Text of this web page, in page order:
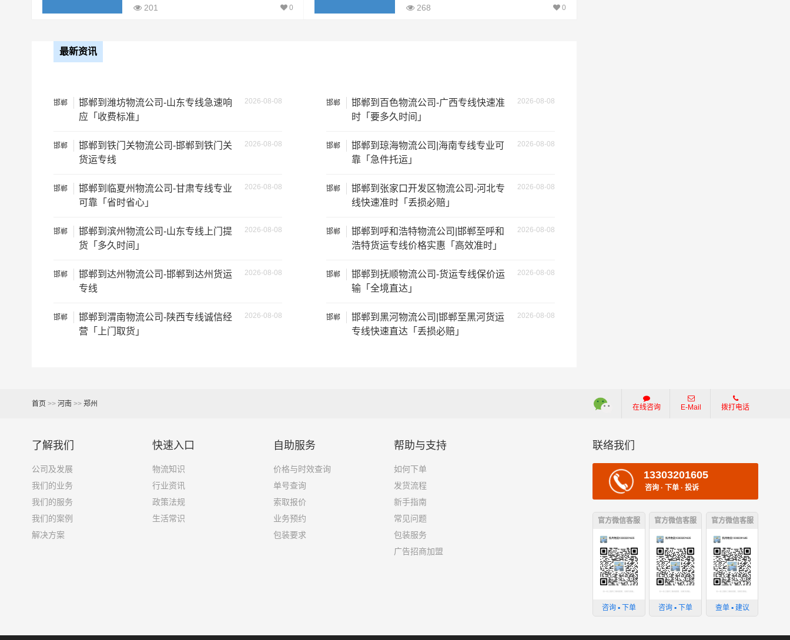
车型 装载体积 装载重量 尺寸（米）
4.2米货车
201 0 268 0
最新资讯
邯郸 2026-08-08
邯郸到潍坊物流公司-山东专线急速响
应「收费标准」
邯郸 2026-08-08
邯郸到铁门关物流公司-邯郸到铁门关
货运专线
邯郸 2026-08-08
邯郸到临夏州物流公司-甘肃专线专业
可靠「省时省心」
邯郸 2026-08-08
邯郸到滨州物流公司-山东专线上门提
货「多久时间」
邯郸 2026-08-08
邯郸到达州物流公司-邯郸到达州货运
专线
邯郸 2026-08-08
邯郸到渭南物流公司-陕西专线诚信经
营「上门取货」
邯郸 2026-08-08
邯郸到百色物流公司-广西专线快速准
时「要多久时间」
邯郸 2026-08-08
邯郸到琼海物流公司|海南专线专业可
靠「急件托运」
邯郸 2026-08-08
邯郸到张家口开发区物流公司-河北专
线快速准时「丢损必赔」
邯郸 2026-08-08
邯郸到呼和浩特物流公司|邯郸至呼和
浩特货运专线价格实惠「高效准时」
邯郸 2026-08-08
邯郸到抚顺物流公司-货运专线保价运
输「全境直达」
邯郸 2026-08-08
邯郸到黑河物流公司|邯郸至黑河货运
专线快速直达「丢损必赔」
首页 >> 河南 >> 郑州 在线咨询 E-Mail 拨打电话
了解我们
公司及发展
我们的业务
我们的服务
我们的案例
解决方案
快速入口
物流知识
行业资讯
政策法规
生活常识
自助服务
价格与时效查询
单号查询
索取报价
业务预约
包装要求
帮助与支持
如何下单
发货流程
新手指南
常见问题
包装服务
广告招商加盟
联络我们
13303201605
咨询 · 下单 · 投诉
官方微信客服
咨询 ▪ 下单
官方微信客服
咨询 ▪ 下单
官方微信客服
查单 ▪ 建议